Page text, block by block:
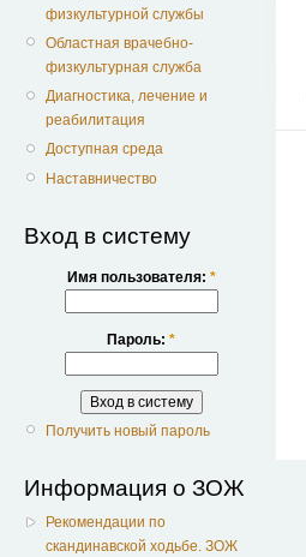
физкультурной службы
Областная врачебно-
физкультурная служба
Диагностика, лечение и
реабилитация
Доступная среда
Наставничество
Вход в систему
Имя пользователя: *
Пароль: *
Получить новый пароль
Информация о ЗОЖ
Рекомендации по
скандинавской ходьбе. ЗОЖ